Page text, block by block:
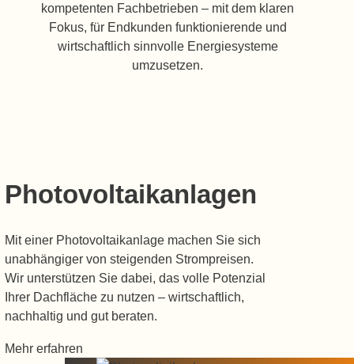
kompetenten Fachbetrieben – mit dem klaren
Fokus, für Endkunden funktionierende und
wirtschaftlich sinnvolle Energiesysteme
umzusetzen.
Photovoltaikanlagen
Mit einer Photovoltaikanlage machen Sie sich
unabhängiger von steigenden Strompreisen.
Wir unterstützen Sie dabei, das volle Potenzial
Ihrer Dachfläche zu nutzen – wirtschaftlich,
nachhaltig und gut beraten.
Mehr erfahren